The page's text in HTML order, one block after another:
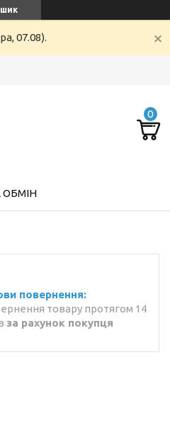
07.08).
ОБМІН
товару протягом 14
за рахунок покупця